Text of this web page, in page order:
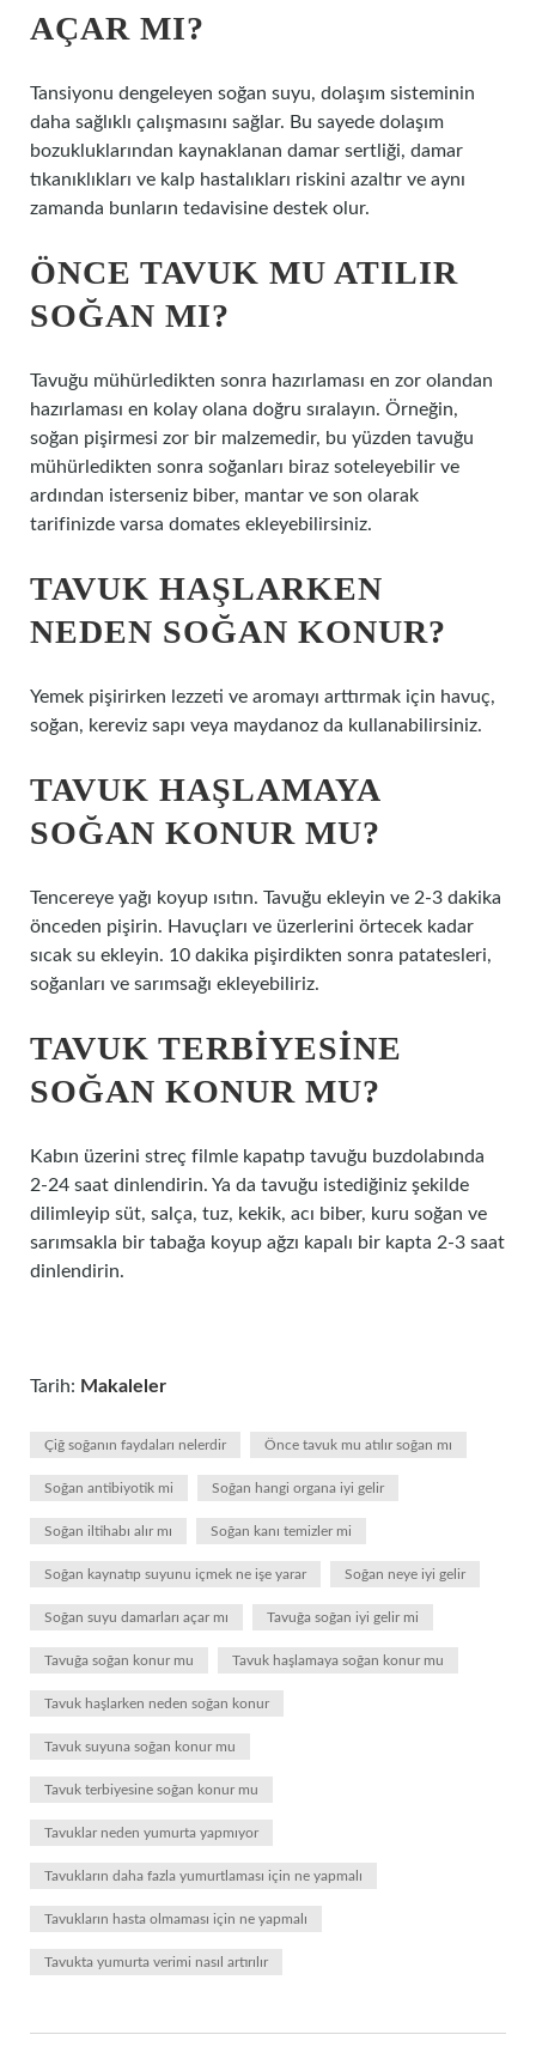
AÇAR MI?
Tansiyonu dengeleyen soğan suyu, dolaşım sisteminin
daha sağlıklı çalışmasını sağlar. Bu sayede dolaşım
bozukluklarından kaynaklanan damar sertliği, damar
tıkanıklıkları ve kalp hastalıkları riskini azaltır ve aynı
zamanda bunların tedavisine destek olur.
ÖNCE TAVUK MU ATILIR
SOĞAN MI?
Tavuğu mühürledikten sonra hazırlaması en zor olandan
hazırlaması en kolay olana doğru sıralayın. Örneğin,
soğan pişirmesi zor bir malzemedir, bu yüzden tavuğu
mühürledikten sonra soğanları biraz soteleyebilir ve
ardından isterseniz biber, mantar ve son olarak
tarifinizde varsa domates ekleyebilirsiniz.
TAVUK HAŞLARKEN
NEDEN SOĞAN KONUR?
Yemek pişirirken lezzeti ve aromayı arttırmak için havuç,
soğan, kereviz sapı veya maydanoz da kullanabilirsiniz.
TAVUK HAŞLAMAYA
SOĞAN KONUR MU?
Tencereye yağı koyup ısıtın. Tavuğu ekleyin ve 2-3 dakika
önceden pişirin. Havuçları ve üzerlerini örtecek kadar
sıcak su ekleyin. 10 dakika pişirdikten sonra patatesleri,
soğanları ve sarımsağı ekleyebiliriz.
TAVUK TERBIYESINE
SOĞAN KONUR MU?
Kabın üzerini streç filmle kapatıp tavuğu buzdolabında
2-24 saat dinlendirin. Ya da tavuğu istediğiniz şekilde
dilimleyip süt, salça, tuz, kekik, acı biber, kuru soğan ve
sarımsakla bir tabağa koyup ağzı kapalı bir kapta 2-3 saat
dinlendirin.
Tarih: Makaleler
Çiğ soğanın faydaları nelerdir Önce tavuk mu atılır soğan mı
Soğan antibiyotik mi Soğan hangi organa iyi gelir
Soğan iltihabı alır mı Soğan kanı temizler mi
Soğan kaynatıp suyunu içmek ne işe yarar Soğan neye iyi gelir
Soğan suyu damarları açar mı Tavuğa soğan iyi gelir mi
Tavuğa soğan konur mu Tavuk haşlamaya soğan konur mu
Tavuk haşlarken neden soğan konur
Tavuk suyuna soğan konur mu
Tavuk terbiyesine soğan konur mu
Tavuklar neden yumurta yapmıyor
Tavukların daha fazla yumurtlaması için ne yapmalı
Tavukların hasta olmaması için ne yapmalı
Tavukta yumurta verimi nasıl artırılır